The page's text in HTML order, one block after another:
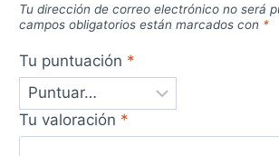
Tu dirección de correo electrónico no será
campos obligatorios están marcados con *
Tu puntuación *
Tu valoración *